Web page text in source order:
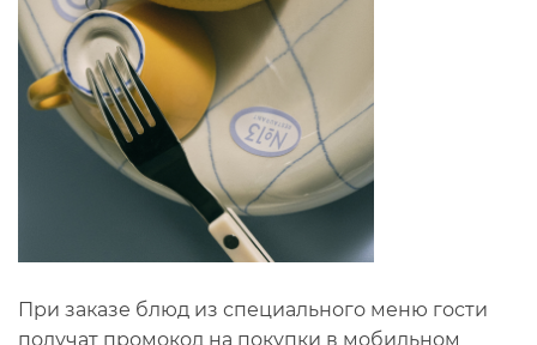
При заказе блюд из специального меню гости
получат промокод на покупки в мобильном